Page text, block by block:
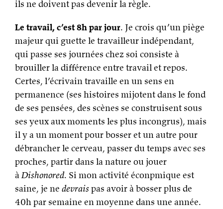
ils ne doivent pas devenir la règle.
Le travail, c’est 8h par jour. Je crois qu’un piège
majeur qui guette le travailleur indépendant,
qui passe ses journées chez soi consiste à
brouiller la différence entre travail et repos.
Certes, l’écrivain travaille en un sens en
permanence (ses histoires mijotent dans le fond
de ses pensées, des scènes se construisent sous
ses yeux aux moments les plus incongrus), mais
il y a un moment pour bosser et un autre pour
débrancher le cerveau, passer du temps avec ses
proches, partir dans la nature ou jouer
àDishonored. Si mon activité éconpmique est
saine, je ne devraispas avoir à bosser plus de
40h par semaine en moyenne dans une année.